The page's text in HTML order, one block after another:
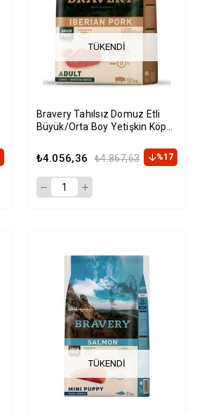
TÜKENDI
Bravery Tahılsız Domuz Etli
Büyük/Orta Boy Yetişkin Köpek
₺4.056,36 ₺4.867,63 %17
TÜKENDI